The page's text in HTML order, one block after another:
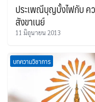
ประเพณีบุญบั้งไฟกับ ค
สังขาเนย์
11 มิถุนายน 2013
บทความวิชาการ